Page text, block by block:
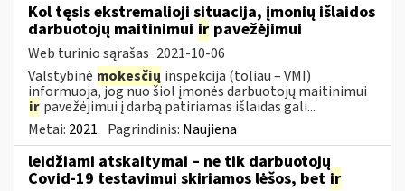
Kol tęsis ekstremalioji situacija, įmonių išlaidos
darbuotojų maitinimui ir pavežėjimui
Web turinio sąrašas 2021-10-06
Valstybinė mokesčių inspekcija (toliau – VMI)
informuoja, jog nuo šiol įmonės darbuotojų maitinimui
ir pavežėjimui į darbą patiriamas išlaidas gali...
Metai: 2021 Pagrindinis: Naujiena
leidžiami atskaitymai – ne tik darbuotojų
Covid-19 testavimui skiriamos lėšos, bet ir